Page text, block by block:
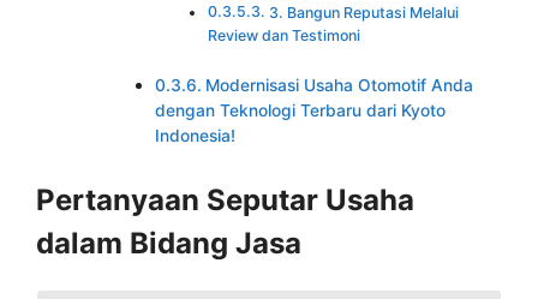
3. Bangun Reputasi Melalui
Review dan Testimoni
Modernisasi Usaha Otomotif Anda
dengan Teknologi Terbaru dari Kyoto
Indonesia!
Pertanyaan Seputar Usaha
dalam Bidang Jasa